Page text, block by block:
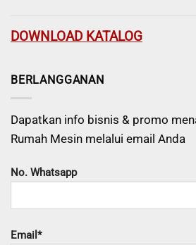
DOWNLOAD KATALOG
BERLANGGANAN
Dapatkan info bisnis & promo
Rumah Mesin melalui email Anda
No. Whatsapp
Email*